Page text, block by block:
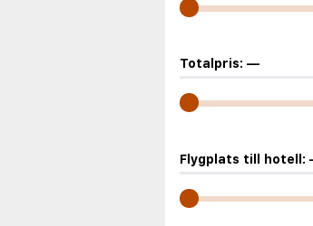
Totalpris: —
Flygplats till hotell: